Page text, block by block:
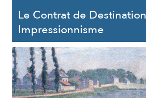
Le Contrat de Destination
Impressionnisme